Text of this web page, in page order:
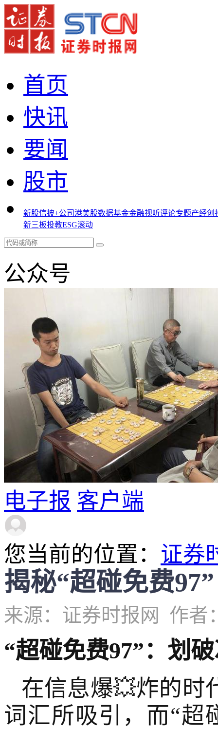
首页
快讯
要闻
股市
新股信披+公司港美股数据基金金融视听评论专题产经创
新三板投教ESG滚动
公众号
电子报 客户端
您当前的位置： 证券
揭秘“超碰免费
来源：证券时报网 作者
“超碰免费97”：划
在信息爆💥炸的时
词汇所吸引，而“超